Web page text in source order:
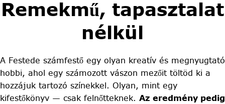
Remekmű, tapasztalat
nélkül
A Festede számfestő egy olyan kreatív és megnyugtató
hobbi, ahol egy számozott vászon mezőit töltöd ki a
hozzájuk tartozó színekkel. Olyan, mint egy
kifestőkönyv — csak felnőtteknek. Az eredmény pedig